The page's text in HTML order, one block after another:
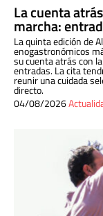
La cuenta
marcha:
La quinta edición de
enogastronómicos
su cuenta atrás con
entradas. La cita
reunir una cuidada
directo.
04/08/2026